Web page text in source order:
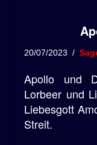
20/07/2023
Apollo und
Lorbeer und
Liebesgott
Streit.